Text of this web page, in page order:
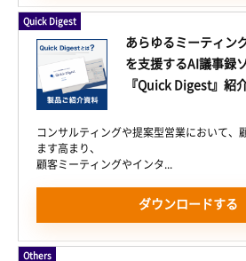
Quick Digest
あらゆるミーティン
を支援するAI議事録
『Quick Digest』紹
コンサルティングや提案型営業において、
ます高まり、
顧客ミーティングやインタ...
ダウンロードする
Others